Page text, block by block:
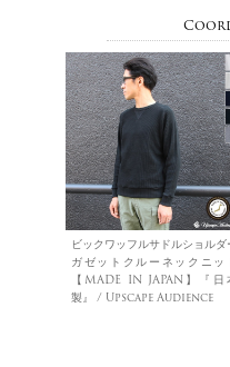
ビックワッフルサドルショルダ
ガゼットクルーネックニッ
【MADE IN JAPAN】『日
製』 / Upscape Audience